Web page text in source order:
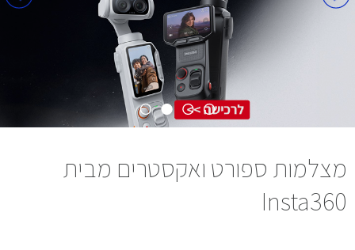
מצלמות ספורט ואקסטרים מבית
Insta360